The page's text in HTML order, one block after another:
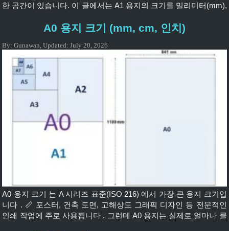
한 공간이 있습니다. 이 글에서는 A1 용지의 크기를 밀리미터(mm),
다 . 🧾 A1 용지란 무엇인가요? A1 용지는 국제적으로 사용되
반 , A2 용지의 두 배입니다 . 📏 A1 크기 다음은 다양한 […]
A0 용지 크기 (mm, cm, 인치)
By:Gunawan ,Updated:July 20, 2026
A0 용지 크기 는 A 시리즈 표준(ISO 216) 에서 가장 큰 용지 크기입
니다 . 📏 포스터, 건축 도면, 고해상도 그래픽 디자인 등 전문적인
인쇄 작업에 주로 사용됩니다 . 그런데 A0 용지는 실제로 얼마나 클